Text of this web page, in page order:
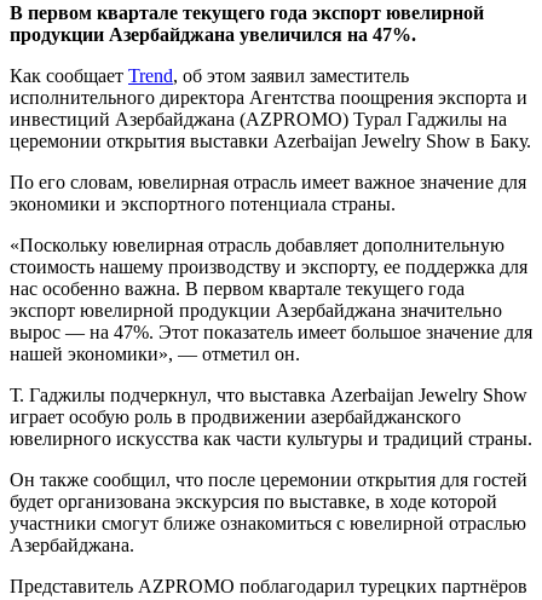
В первом квартале текущего года экспорт ювелирной
продукции Азербайджана увеличился на 47%.
Как сообщает Trend, об этом заявил заместитель
исполнительного директора Агентства поощрения экспорта и
инвестиций Азербайджана (AZPROMO) Турал Гаджилы на
церемонии открытия выставки Azerbaijan Jewelry Show в Баку.
По его словам, ювелирная отрасль имеет важное значение для
экономики и экспортного потенциала страны.
«Поскольку ювелирная отрасль добавляет дополнительную
стоимость нашему производству и экспорту, ее поддержка для
нас особенно важна. В первом квартале текущего года
экспорт ювелирной продукции Азербайджана значительно
вырос — на 47%. Этот показатель имеет большое значение для
нашей экономики», — отметил он.
Т. Гаджилы подчеркнул, что выставка Azerbaijan Jewelry Show
играет особую роль в продвижении азербайджанского
ювелирного искусства как части культуры и традиций страны.
Он также сообщил, что после церемонии открытия для гостей
будет организована экскурсия по выставке, в ходе которой
участники смогут ближе ознакомиться с ювелирной отраслью
Азербайджана.
Представитель AZPROMO поблагодарил турецких партнёров